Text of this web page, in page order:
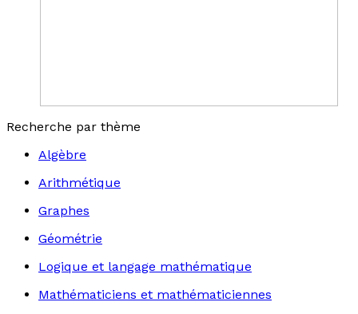
Recherche par thème
Algèbre
Arithmétique
Graphes
Géométrie
Logique et langage mathématique
Mathématiciens et mathématiciennes